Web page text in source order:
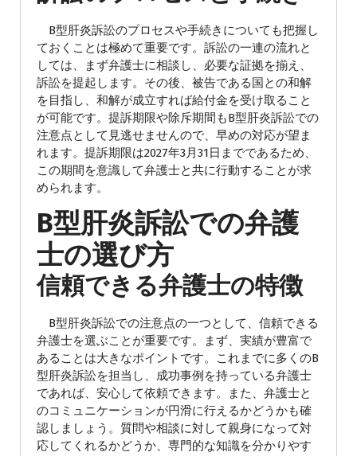
B型肝炎訴訟のプロセスや手続きについても把握し
ておくことは極めて重要です。訴訟の一連の流れと
しては、まず弁護士に相談し、必要な証拠を揃え、
訴訟を提起します。その後、被告である国との和解
を目指し、和解が成立すれば給付金を受け取ること
が可能です。提訴期限や除斥期間もB型肝炎訴訟での
注意点として見逃せませんので、早めの対応が望ま
れます。提訴期限は2027年3月31日までであるため、
この期間を意識して弁護士と共に行動することが求
められます。
B型肝炎訴訟での弁護
士の選び方
信頼できる弁護士の特徴
B型肝炎訴訟での注意点の一つとして、信頼できる
弁護士を選ぶことが重要です。まず、実績が豊富で
あることは大きなポイントです。これまでに多くのB
型肝炎訴訟を担当し、成功事例を持っている弁護士
であれば、安心して依頼できます。また、弁護士と
のコミュニケーションが円滑に行えるかどうかも確
認しましょう。質問や相談に対して親身になって対
応してくれるかどうか、専門的な知識を分かりやす